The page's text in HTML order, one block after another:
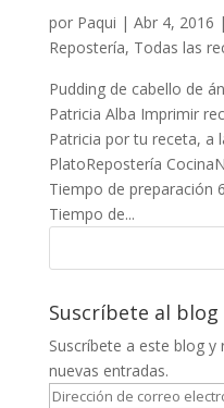
por Paqui | Abr 4, 2016 |
Repostería, Todas las
Pudding de cabello de
Patricia Alba Imprimir
Patricia por tu receta, a
PlatoRepostería
Tiempo de preparación
Tiempo de...
Suscríbete al
Suscríbete a este blog
nuevas entradas.
Dirección